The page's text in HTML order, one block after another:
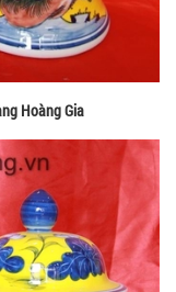
Hoàng Gia